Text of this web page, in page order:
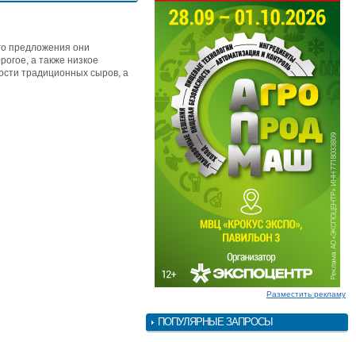
предложения они
а также низкое
традиционных сыров, а
Разместить рекламу
ПОПУЛЯРНЫЕ ЗАПРОСЫ